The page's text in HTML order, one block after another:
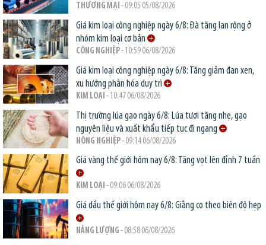
THƯƠNG MẠI - 09:05 05/08/2026
Giá kim loại công nghiệp ngày 6/8: Đà tăng lan rộng ở
nhóm kim loại cơ bản
CÔNG NGHIỆP- 10:59 06/08/2026
Giá kim loại công nghiệp ngày 6/8: Tăng giảm đan xen,
xu hướng phân hóa duy trì
KIM LOẠI - 10:47 06/08/2026
Thị trường lúa gạo ngày 6/8: Lúa tươi tăng nhẹ, gạo
nguyên liệu và xuất khẩu tiếp tục đi ngang
NÔNG NGHIỆP- 09:14 06/08/2026
Giá vàng thế giới hôm nay 6/8: Tăng vọt lên đỉnh 7 tuần
KIM LOẠI - 09:06 06/08/2026
Giá dầu thế giới hôm nay 6/8: Giằng co theo biên độ hẹp
NĂNG LƯỢNG - 08:58 06/08/2026